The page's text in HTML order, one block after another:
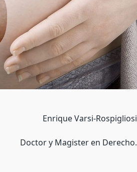
Enrique Varsi-Rospigliosi
Doctor y Magister en Derecho.